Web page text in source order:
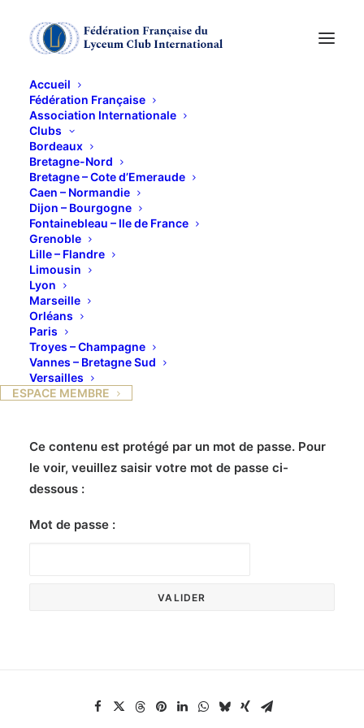
Accueil
Fédération Française
Association Internationale
Clubs
Bordeaux
Bretagne-Nord
Bretagne – Cote d’Emeraude
Caen – Normandie
Dijon – Bourgogne
Fontainebleau – Ile de France
Grenoble
Lille – Flandre
Limousin
Lyon
Marseille
Orléans
Paris
Troyes – Champagne
Vannes – Bretagne Sud
Versailles
ESPACE MEMBRE
Le quartier Latin et
Exposition Matisse
Ce contenu est protégé par un mot de passe. Pour
le voir, veuillez saisir votre mot de passe ci-
dessous :
Mot de passe :